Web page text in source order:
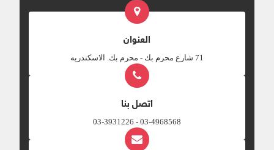
العنوان
‎71 شارع محرم بك - محرم بك. الاسكندريه
اتصل بنا
03-4968568 - 03-3931226